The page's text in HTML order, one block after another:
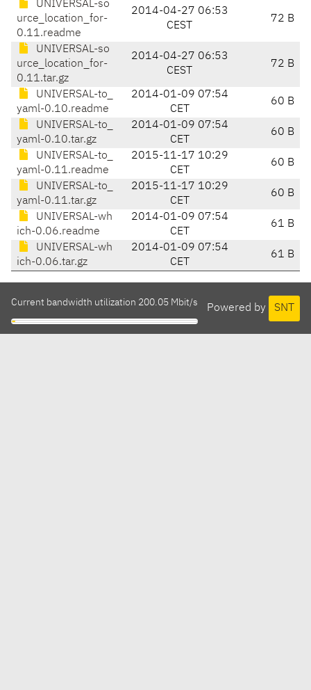
UNIVERSAL-so
urce_location_for-
0.11.readme
2014-04-27 06:53
CEST
72 B
UNIVERSAL-so
urce_location_for-
0.11.tar.gz
2014-04-27 06:53
CEST
72 B
UNIVERSAL-to_
yaml-0.10.readme
2014-01-09 07:54
CET
60 B
UNIVERSAL-to_
yaml-0.10.tar.gz
2014-01-09 07:54
CET
60 B
UNIVERSAL-to_
yaml-0.11.readme
2015-11-17 10:29
CET
60 B
UNIVERSAL-to_
yaml-0.11.tar.gz
2015-11-17 10:29
CET
60 B
UNIVERSAL-wh
ich-0.06.readme
2014-01-09 07:54
CET
61 B
UNIVERSAL-wh
ich-0.06.tar.gz
2014-01-09 07:54
CET
61 B
Powered by SNT
Current bandwidth utilization 200.05 Mbit/s